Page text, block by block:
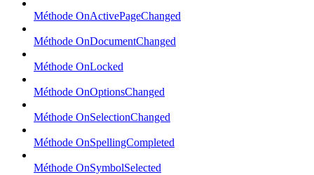
Méthode OnActivePageChanged
Méthode OnDocumentChanged
Méthode OnLocked
Méthode OnOptionsChanged
Méthode OnSelectionChanged
Méthode OnSpellingCompleted
Méthode OnSymbolSelected